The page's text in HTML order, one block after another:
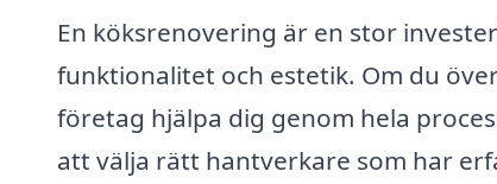
En köksrenovering är en stor
funktionalitet och estetik. Om du
företag hjälpa dig genom hela
att välja rätt hantverkare som har